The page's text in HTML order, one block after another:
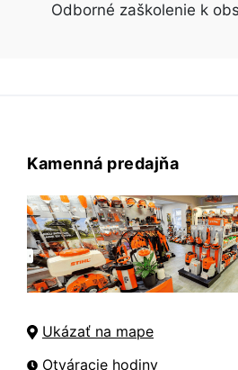
Odborné zaškolenie k
Kamenná predajňa
Ukázať na mape
Otváracie hodiny